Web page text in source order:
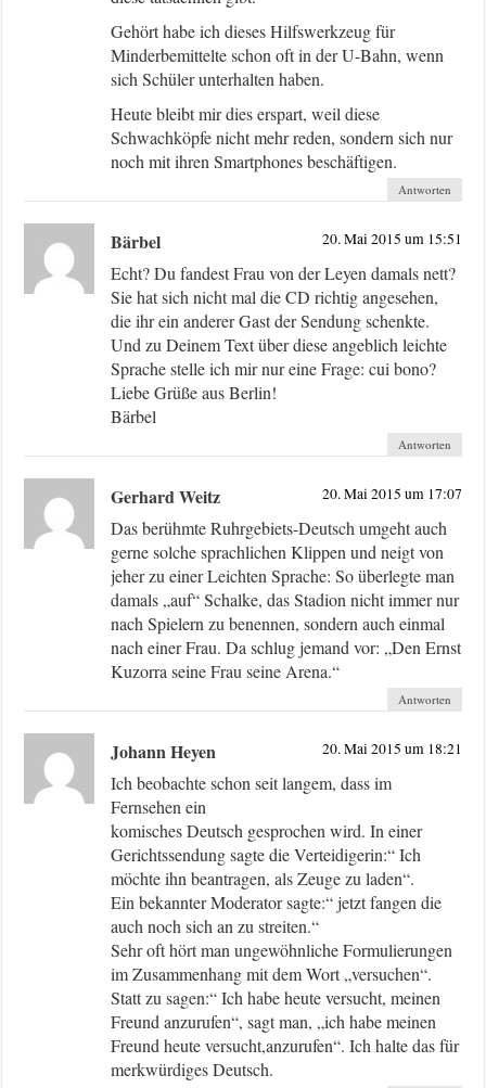
Gehört habe ich dieses Hilfswerkzeug für
Minderbemittelte schon oft in der U-Bahn, wenn
sich Schüler unterhalten haben.
Heute bleibt mir dies erspart, weil diese
Schwachköpfe nicht mehr reden, sondern sich nur
noch mit ihren Smartphones beschäftigen.
Antworten
Bärbel 20. Mai 2015 um 15:51
Echt? Du fandest Frau von der Leyen damals nett?
Sie hat sich nicht mal die CD richtig angesehen,
die ihr ein anderer Gast der Sendung schenkte.
Und zu Deinem Text über diese angeblich leichte
Sprache stelle ich mir nur eine Frage: cui bono?
Liebe Grüße aus Berlin!
Bärbel
Antworten
Gerhard Weitz 20. Mai 2015 um 17:07
Das berühmte Ruhrgebiets-Deutsch umgeht auch
gerne solche sprachlichen Klippen und neigt von
jeher zu einer Leichten Sprache: So überlegte man
damals „auf“ Schalke, das Stadion nicht immer nur
nach Spielern zu benennen, sondern auch einmal
nach einer Frau. Da schlug jemand vor: „Den Ernst
Kuzorra seine Frau seine Arena.“
Antworten
Johann Heyen 20. Mai 2015 um 18:21
Ich beobachte schon seit langem, dass im
Fernsehen ein
komisches Deutsch gesprochen wird. In einer
Gerichtssendung sagte die Verteidigerin:“ Ich
möchte ihn beantragen, als Zeuge zu laden“.
Ein bekannter Moderator sagte:“ jetzt fangen die
auch noch sich an zu streiten.“
Sehr oft hört man ungewöhnliche Formulierungen
im Zusammenhang mit dem Wort „versuchen“.
Statt zu sagen:“ Ich habe heute versucht, meinen
Freund anzurufen“, sagt man, „ich habe meinen
Freund heute versucht,anzurufen“. Ich halte das für
merkwürdiges Deutsch.